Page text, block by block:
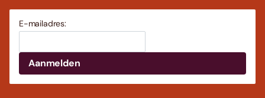
E-mailadres: